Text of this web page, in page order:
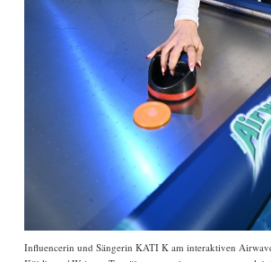
Influencerin und Sängerin KATI K am interaktiven